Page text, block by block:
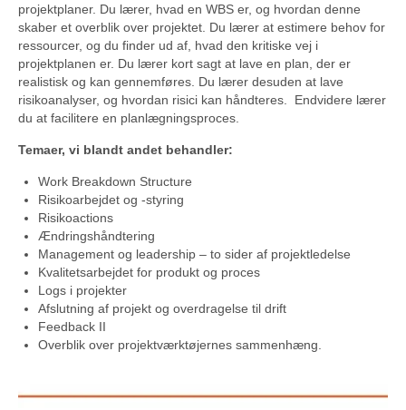
projektplaner. Du lærer, hvad en WBS er, og hvordan denne
skaber et overblik over projektet. Du lærer at estimere behov for
ressourcer, og du finder ud af, hvad den kritiske vej i
projektplanen er. Du lærer kort sagt at lave en plan, der er
realistisk og kan gennemføres. Du lærer desuden at lave
risikoanalyser, og hvordan risici kan håndteres. Endvidere lærer
du at facilitere en planlægningsproces.
Temaer, vi blandt andet behandler:
Work Breakdown Structure
Risikoarbejdet og -styring
Risikoactions
Ændringshåndtering
Management og leadership – to sider af projektledelse
Kvalitetsarbejdet for produkt og proces
Logs i projekter
Afslutning af projekt og overdragelse til drift
Feedback II
Overblik over projektværktøjernes sammenhæng.